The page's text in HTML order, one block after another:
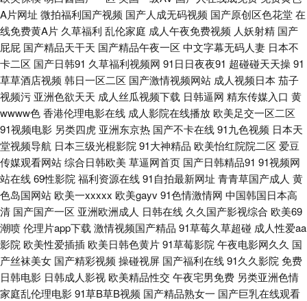
91She视频 91丝足网站 99热香蕉 超碰人人鲁人人 国产操逼网 黄色地址五月
天 久久绯色 另色激情 人妻人妇200篇 三级片精品在线 香蕉网伊人 最新地址
91 91视频日本情侣 爱豆成人网站 成人区人妻视频 韩国无码H片 欧美日本国
产精品 三级片人妻无码 伊人成人影片 91嫖娼 a片免费网站入口 导航老司机
av网 黄色仓库app 老司机日日夜夜 日本丝袜足交 色综合电影 性爱加勒比 91
精品影视区 www污91 传媒视频网站 国产理伦 久草福利免费 欧美变态另类
青青草tp 日韩轮理 五月婷婷国产熟女 91大片免费看 97资源超碰在线 超碰91
在线看 岛国三级片 国模1024 玖玖资源36 青青操男人的天堂 日韩免费乱轮
网站 婷婷色色资源网站 2026狠狠干 91最新网址 www男人的天堂 福利微拍
A片网址 微拍福利国产视频 国产人成无码视频 国产原创区色花堂在
线免费黄A片 久草福利 乱伦家庭 成人午夜免费视频 人妖射精 国产
屁屁 国产精品天干天 国产精品午夜一区 中文字幕无码人妻 日本不
卡二区 国产日韩91 久草福利视频网 91日日夜夜91 超碰碰天天操91
草草酒店视频 韩日一区二区 国产激情视频网站 成人视频日本 茄子
视频污 亚洲色欲天天 成人丝瓜视频下载 日韩逼网 精东传媒入口 黄
wwww色香港伦理电影在线 成人影院在线播放 欧美足交一区二区
91视频电影 另类四虎 亚洲东京热 国产不卡在线91九色视频 日本天
堂视频导航 日本三级光棍影院 91大神精品 欧美怡红院院二区 爱豆
传媒观看网站综合日韩欧美草逼网首页 国产日韩精品91 91视频网
站在线69性影院 福利资源在线91自拍最新网址 青青草国产成人 黄
色岛国网站 欧美一xxxxx 欧美gayv91色情激情网 中国韩国日本高
清 国产国产一区 亚洲欧洲成人 日韩在线 久久国产影视综合 欧美69
潮喷伦理片app下载 激情视频国产精品 91草莓久草超碰 成人性爱aa
影院 欧美性爱插插 欧美日韩色黄片91草莓影院 午夜电影网久久 国
产丝袜美女 国产精彩视频 操碰视屏 国产福利在线91久久影院 免费
日韩电影 日韩成人影视 欧美精品性交 午夜宅男免费 另类亚洲色情
家庭乱伦理电影91草B草B视频 国产精品熟女一 国产巨乳在线观看